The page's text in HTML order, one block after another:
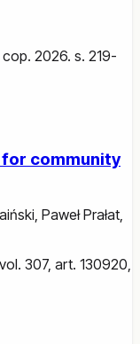
2026. s. 219-
community
, Paweł Prałat,
307, art. 130920,